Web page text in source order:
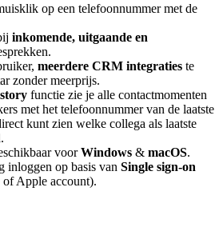
op een telefoonnummer met de
inkomende, uitgaande en
meerdere CRM integraties te
zonder meerprijs.
functie zie je alle contactmomenten
met het telefoonnummer van de laatste
kunt zien welke collega als laatste
voorWindows & macOS.
inloggen op basis van Single sign-on
Apple account).